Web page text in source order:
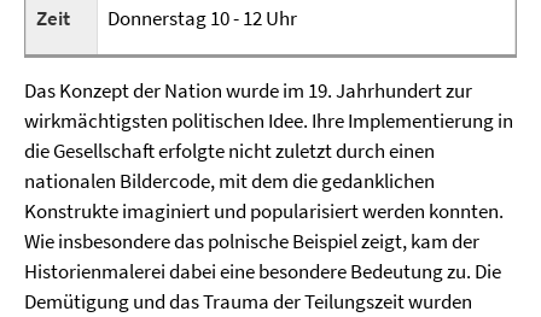
Zeit
Donnerstag 10 - 12 Uhr
Das Konzept der Nation wurde im 19. Jahrhundert zur
wirkmächtigsten politischen Idee. Ihre Implementierung in
die Gesellschaft erfolgte nicht zuletzt durch einen
nationalen Bildercode, mit dem die gedanklichen
Konstrukte imaginiert und popularisiert werden konnten.
Wie insbesondere das polnische Beispiel zeigt, kam der
Historienmalerei dabei eine besondere Bedeutung zu. Die
Demütigung und das Trauma der Teilungszeit wurden